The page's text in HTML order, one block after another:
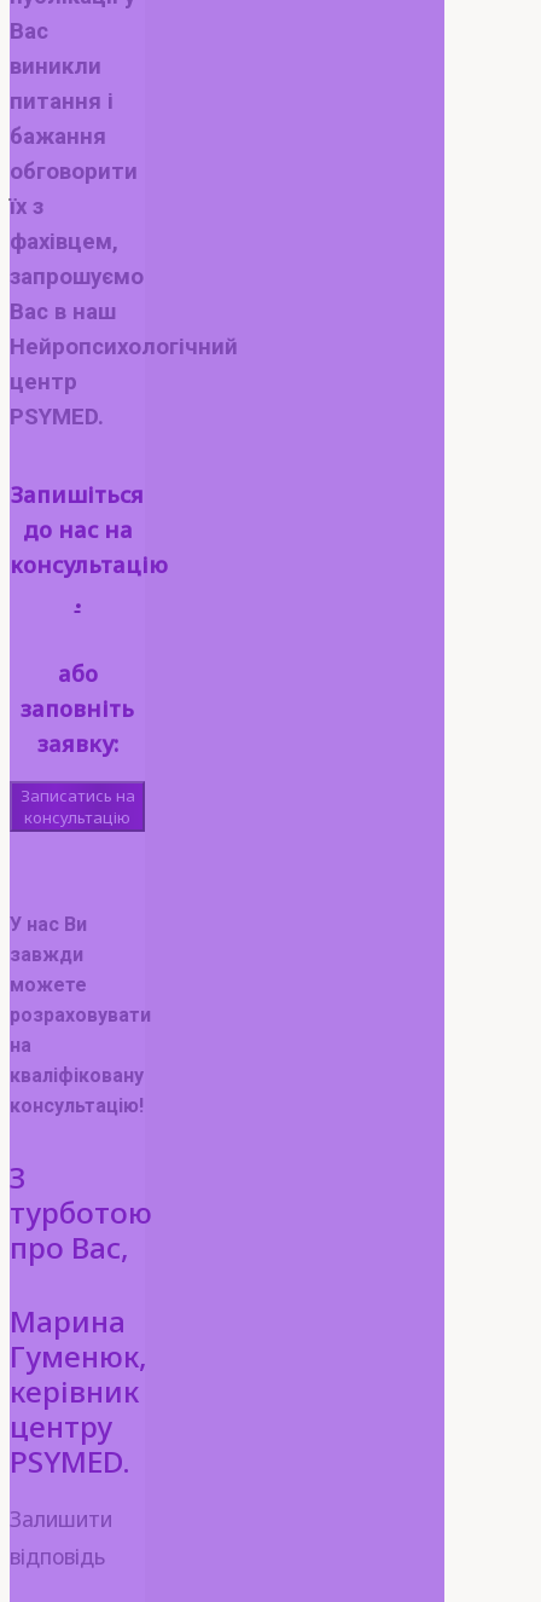
Вас
виникли
питання і
бажання
обговорити
їх з
фахівцем,
запрошуємо
Вас в наш
Нейропсихологічний
центр
PSYMED.
Запишіться
до нас на
консультацію
.
або
заповніть
заявку:
Записатись на
консультацію
У нас Ви
завжди
можете
розраховувати
на
кваліфіковану
консультацію!
З
турботою
про Вас,
Марина
Гуменюк,
керівник
центру
PSYMED.
Залишити
відповідь